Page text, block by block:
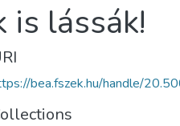
is lássák!
bea.fszek.hu/handle/